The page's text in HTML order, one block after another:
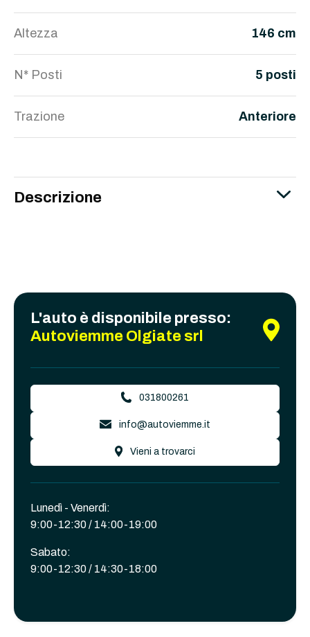
Altezza 146 cm
N* Posti 5 posti
Trazione Anteriore
Descrizione
L'auto è disponibile presso:
Autoviemme Olgiate srl
031800261
info@autoviemme.it
Vieni a trovarci
Lunedì - Venerdì:
9:00-12:30 / 14:00-19:00
Sabato:
9:00-12:30 / 14:30-18:00